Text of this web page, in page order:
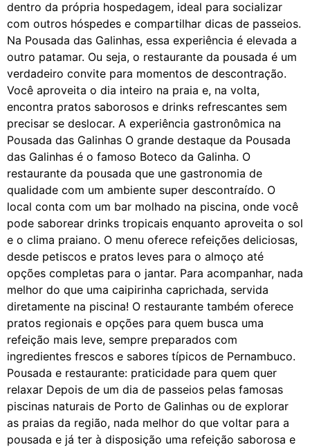
dentro da própria hospedagem, ideal para socializar
com outros hóspedes e compartilhar dicas de passeios.
Na Pousada das Galinhas, essa experiência é elevada a
outro patamar. Ou seja, o restaurante da pousada é um
verdadeiro convite para momentos de descontração.
Você aproveita o dia inteiro na praia e, na volta,
encontra pratos saborosos e drinks refrescantes sem
precisar se deslocar. A experiência gastronômica na
Pousada das Galinhas O grande destaque da Pousada
das Galinhas é o famoso Boteco da Galinha. O
restaurante da pousada que une gastronomia de
qualidade com um ambiente super descontraído. O
local conta com um bar molhado na piscina, onde você
pode saborear drinks tropicais enquanto aproveita o sol
e o clima praiano. O menu oferece refeições deliciosas,
desde petiscos e pratos leves para o almoço até
opções completas para o jantar. Para acompanhar, nada
melhor do que uma caipirinha caprichada, servida
diretamente na piscina! O restaurante também oferece
pratos regionais e opções para quem busca uma
refeição mais leve, sempre preparados com
ingredientes frescos e sabores típicos de Pernambuco.
Pousada e restaurante: praticidade para quem quer
relaxar Depois de um dia de passeios pelas famosas
piscinas naturais de Porto de Galinhas ou de explorar
as praias da região, nada melhor do que voltar para a
pousada e já ter à disposição uma refeição saborosa e